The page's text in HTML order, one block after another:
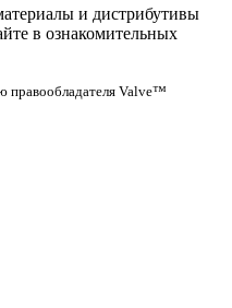
и дистрибутивы
в ознакомительных
правообладателя Valve™